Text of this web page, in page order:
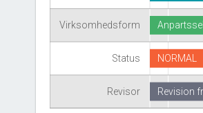
Virksomhedsform
Status
Revisor
NORMAL
Revision